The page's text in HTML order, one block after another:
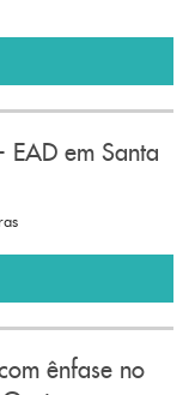
em Santa
ênfase no